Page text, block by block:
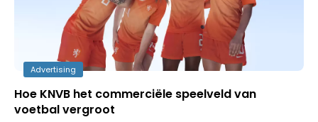
Advertising
Hoe KNVB het commerciële speelveld van
voetbal vergroot